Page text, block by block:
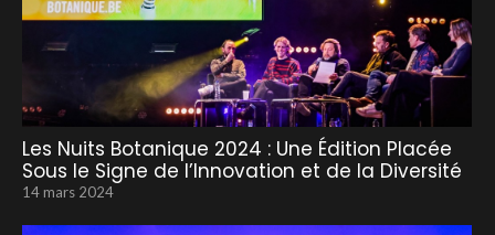
Les Nuits Botanique 2024 : Une Édition Placée
Sous le Signe de l’Innovation et de la Diversité
14 mars 2024